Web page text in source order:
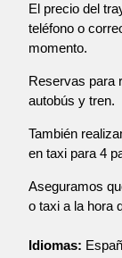
El precio del
teléfono o
momento.
Reservas para
autobús y tren.
También
en taxi para 4
Aseguramos
o taxi a la hora
Idiomas: